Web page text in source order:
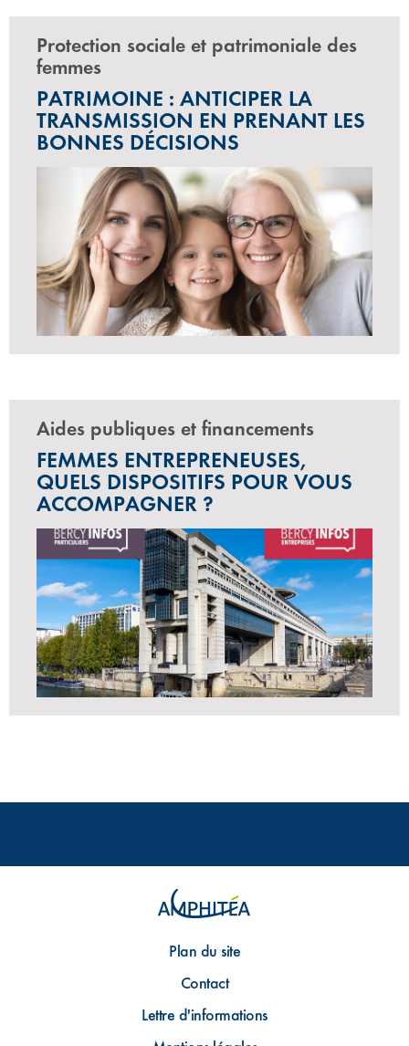
Protection sociale et patrimoniale des
femmes
PATRIMOINE : ANTICIPER LA
TRANSMISSION EN PRENANT LES
BONNES DÉCISIONS
Aides publiques et financements
FEMMES ENTREPRENEUSES,
QUELS DISPOSITIFS POUR VOUS
ACCOMPAGNER ?
Plan du site
Contact
Lettre d'informations